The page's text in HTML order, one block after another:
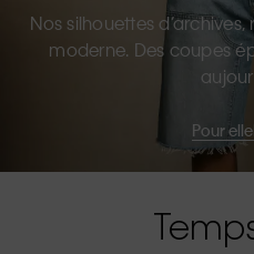
Nos silhouettes
moderne. Des coupes
Pour elle